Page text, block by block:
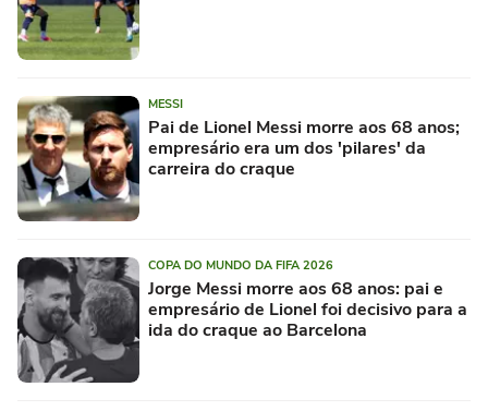
MESSI
Pai de Lionel Messi morre aos 68 anos;
empresário era um dos 'pilares' da
carreira do craque
COPA DO MUNDO DA FIFA 2026
Jorge Messi morre aos 68 anos: pai e
empresário de Lionel foi decisivo para a
ida do craque ao Barcelona